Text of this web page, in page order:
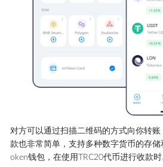
对方可以通过扫描二维码的方式向你转账
款也非常简单，支持多种数字货币的存储
oken钱包，在使用TRC20代币进行收款时